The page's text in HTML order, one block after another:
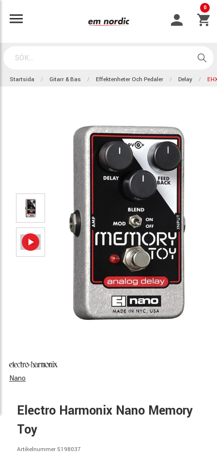
0
Startsida Gitarr & Bas Effektenheter Och Pedaler Delay
Nano
Electro Harmonix Nano Memory
Toy
Artikelnummer 5198037